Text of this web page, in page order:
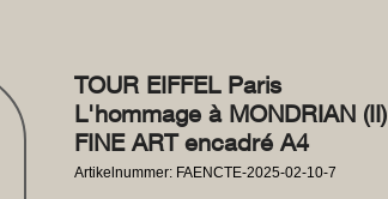
TOUR EIFFEL Paris
L'hommage à MONDRIAN (II)
FINE ART encadré A4
Artikelnummer: FAENCTE-2025-02-10-7